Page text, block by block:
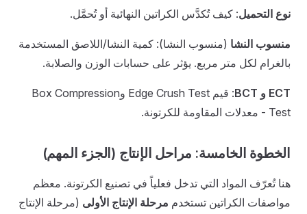
نوع التحميل: كيف تُكدَّس الكراتين النهائية أو تُحمَّل.
منسوب النشا (منسوب النشا): كمية النشا/اللاصق المستخدمة
بالغرام لكل متر مربع. يؤثر على حسابات الوزن والصلابة.
ECT و BCT
: قيم Edge Crush Test وBox Compression
Test - معدلات المقاومة للكرتونة.
الخطوة الخامسة: مراحل الإنتاج (الجزء المهم)
هنا تُعرّف المواد التي تدخل فعلياً في تصنيع الكرتونة. معظم
مواصفات الكراتين تستخدم مرحلة الإنتاج الأولى (مرحلة الإنتاج